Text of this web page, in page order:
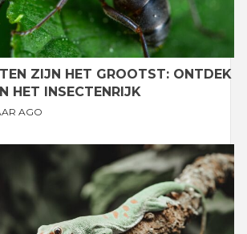
ZIJN HET GROOTST: ONTDEK
HET INSECTENRIJK
AGO